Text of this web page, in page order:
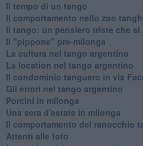
Il tempo di un tango
Il comportamento nello zoo
Il tango: un pensiero triste che si
Il "pippone" pre-milonga
La cultura nel tango argentino
La location nel tango argentino
Il condominio tanguero in via
Gli errori nel tango argentino
Porcini in milonga
Una sera d'estate in milonga
Il comportamento del ranocchio
Attenti alle foto